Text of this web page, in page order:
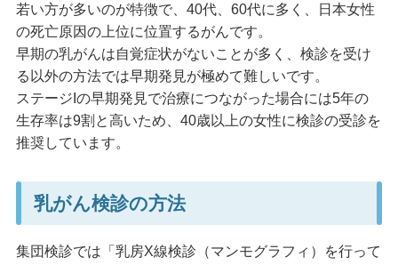
若い方が多いのが特徴で、40代、60代に多く、日本女性
の死亡原因の上位に位置するがんです。
早期の乳がんは自覚症状がないことが多く、検診を受け
る以外の方法では早期発見が極めて難しいです。
ステージIの早期発見で治療につながった場合には5年の
生存率は9割と高いため、40歳以上の女性に検診の受診を
推奨しています。
乳がん検診の方法
集団検診では「乳房X線検診（マンモグラフィ）を行って